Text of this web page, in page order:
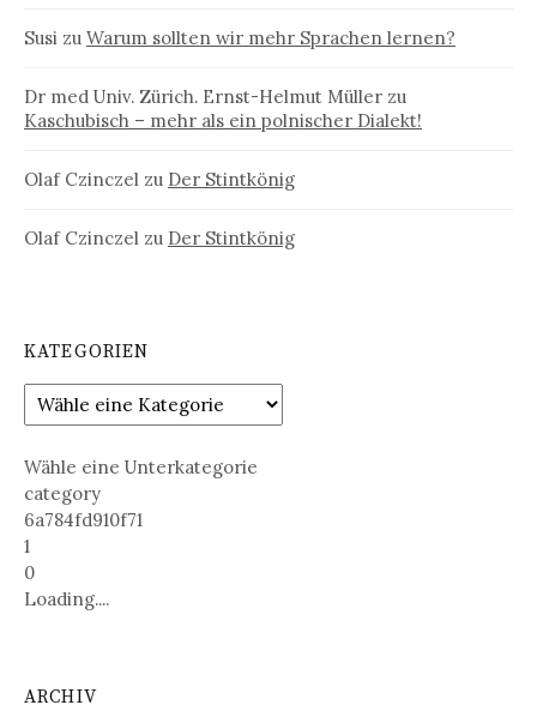
Susi zu Warum sollten wir mehr Sprachen lernen?
Dr med Univ. Zürich. Ernst-Helmut Müller zu
Kaschubisch – mehr als ein polnischer Dialekt!
Olaf Czinczel zu Der Stintkönig
Olaf Czinczel zu Der Stintkönig
KATEGORIEN
Wähle eine Unterkategorie
category
6a784fd910f71
1
0
Loading....
ARCHIV